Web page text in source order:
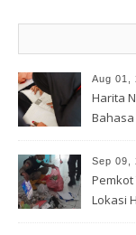
Aug 01,
Harita
Sep 09,
Lokasi